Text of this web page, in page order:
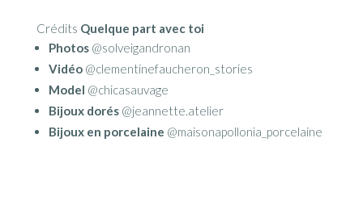
Crédits Quelque part avec toi
Photos@solveigandronan
Vidéo@clementinefaucheron_stories
Model @chicasauvage
Bijoux dorés@jeannette.atelier
Bijoux en porcelaine @maisonapollonia_porcelaine